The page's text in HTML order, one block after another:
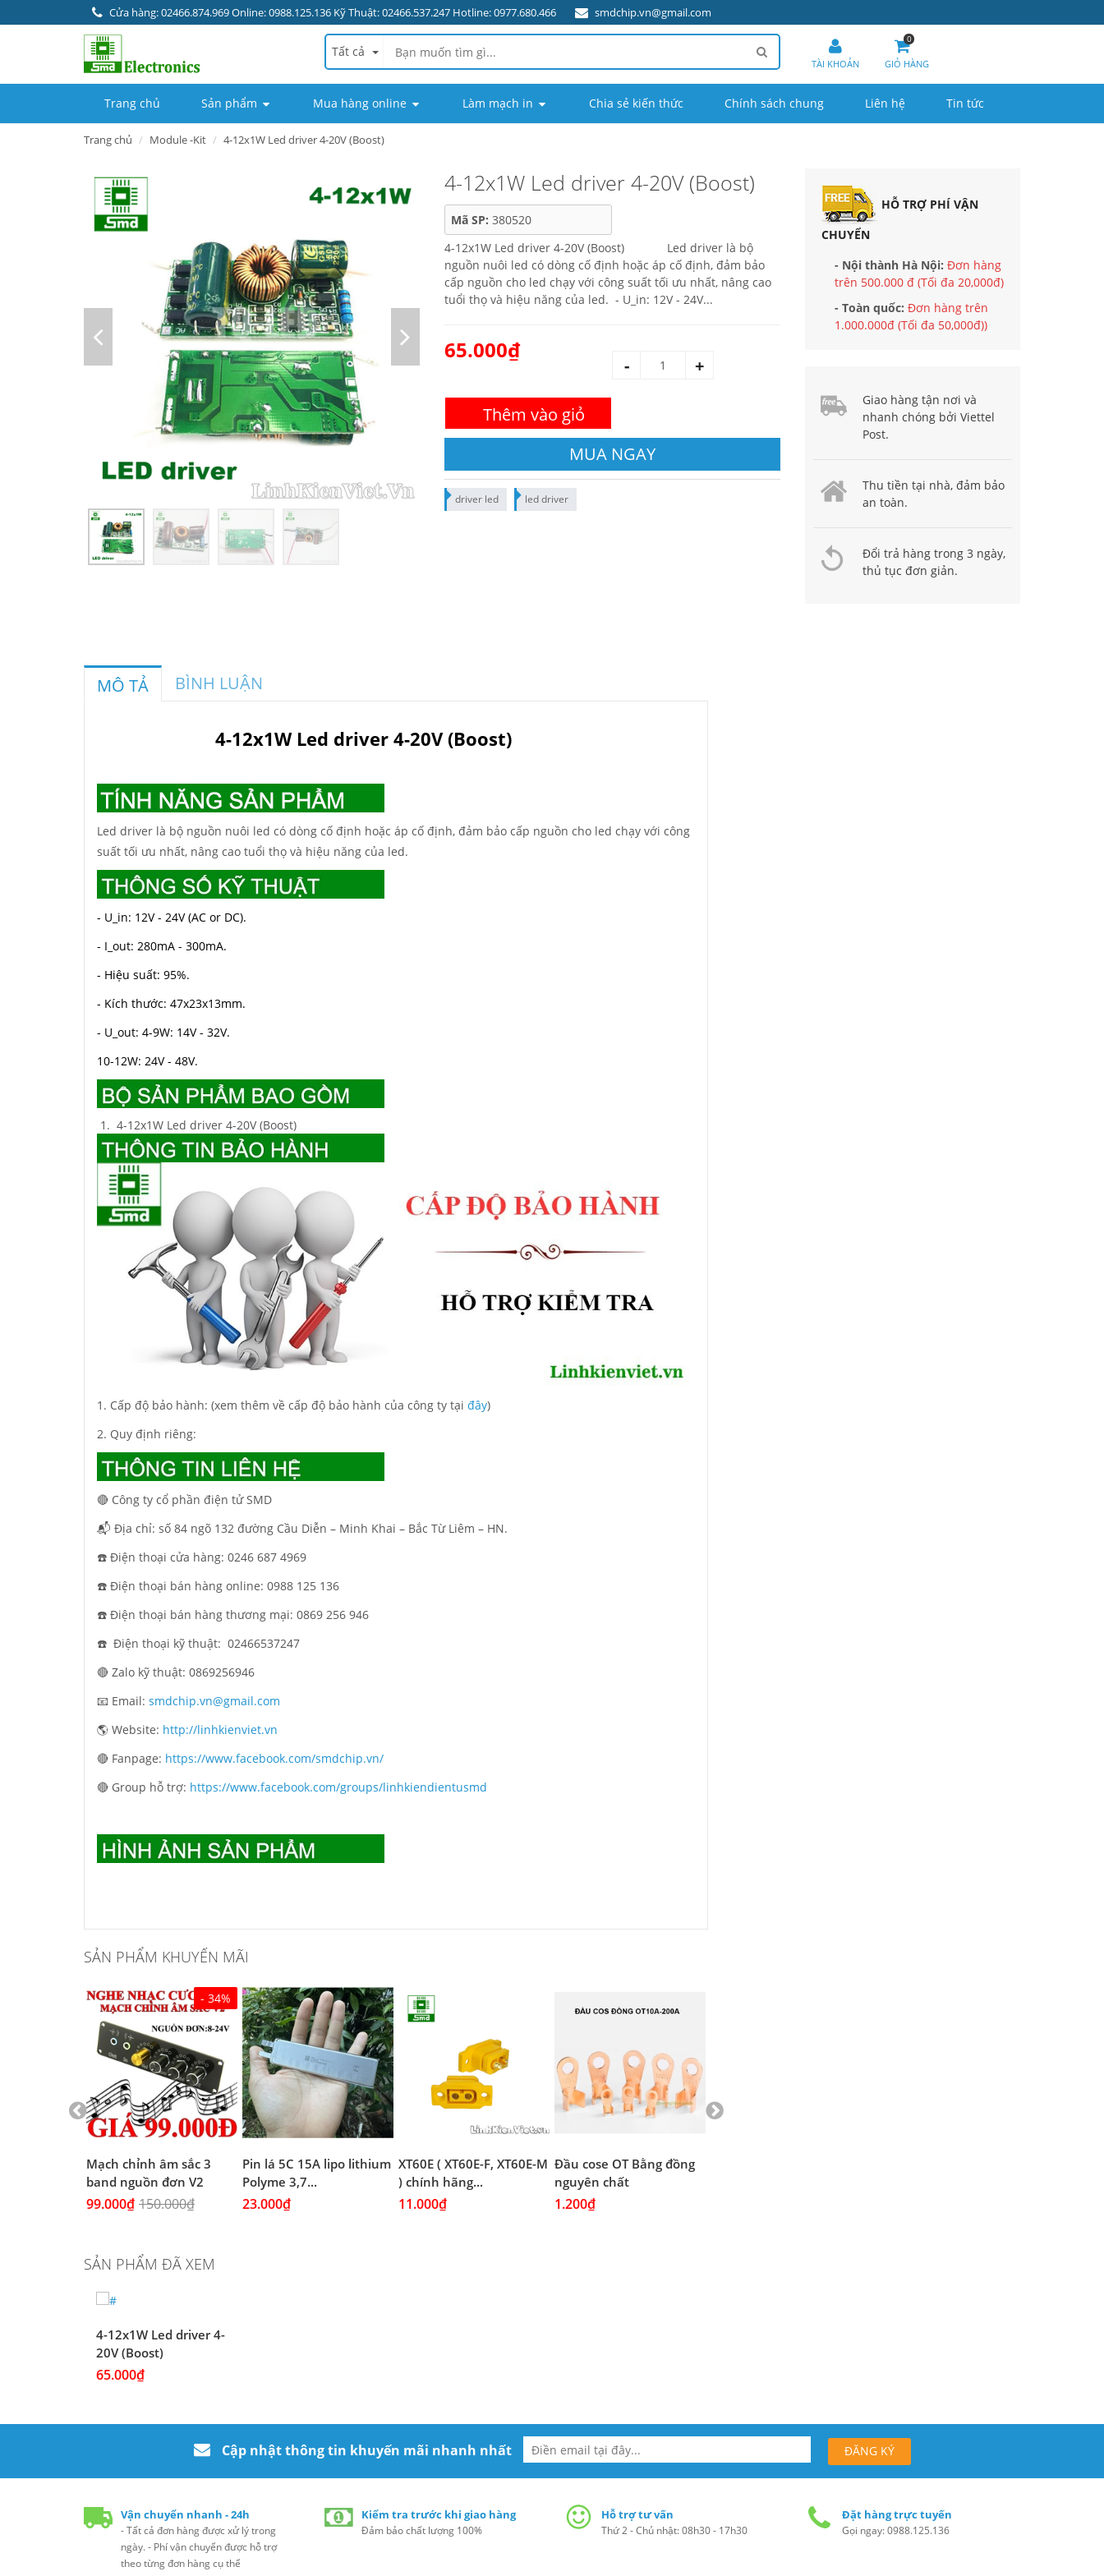
Cửa hàng: 02466.874.969 Online: 0988.125.136 Kỹ Thuật: 02466.537.247 Hotline: 0977.680.466 smdchip.vn@gmail.com
Tất cả
TÀI KHOẢN
0
GIỎ HÀNG
Trang chủ Sản phẩm Mua hàng online Làm mạch in Chia sẻ kiến thức Chính sách chung Liên hệ Tin tức
Trang chủ Module -Kit 4-12x1W Led driver 4-20V (Boost)
4-12x1W Led driver 4-20V (Boost)
Mã SP: 380520
4-12x1W Led driver 4-20V (Boost) Led driver là bộ
nguồn nuôi led có dòng cố định hoặc áp cố định, đảm bảo
cấp nguồn cho led chạy với công suất tối ưu nhất, nâng cao
tuổi thọ và hiệu năng của led. - U_in: 12V - 24V...
65.000₫
- +
Thêm vào giỏ
MUA NGAY
driver led led driver
HỖ TRỢ PHÍ VẬN
CHUYỂN
- Nội thành Hà Nội: Đơn hàng
trên 500.000 đ (Tối đa 20,000đ)
- Toàn quốc: Đơn hàng trên
1.000.000đ (Tối đa 50,000đ))
Giao hàng tận nơi và
nhanh chóng bởi Viettel
Post.
Thu tiền tại nhà, đảm bảo
an toàn.
Đổi trả hàng trong 3 ngày,
thủ tục đơn giản.
MÔ TẢ BÌNH LUẬN
4-12x1W Led driver 4-20V (Boost)
Led driver là bộ nguồn nuôi led có dòng cố định hoặc áp cố định, đảm bảo cấp nguồn cho led chạy với công
suất tối ưu nhất, nâng cao tuổi thọ và hiệu năng của led.
- U_in: 12V - 24V (AC or DC).
- I_out: 280mA - 300mA.
- Hiệu suất: 95%.
- Kích thước: 47x23x13mm.
- U_out: 4-9W: 14V - 32V.
10-12W: 24V - 48V.
4-12x1W Led driver 4-20V (Boost)
1. Cấp độ bảo hành: (xem thêm về cấp độ bảo hành của công ty tại đây)
2. Quy định riêng:
🔴 Công ty cổ phần điện tử SMD
📬 Địa chỉ: số 84 ngõ 132 đường Cầu Diễn – Minh Khai – Bắc Từ Liêm – HN.
☎️ Điện thoại cửa hàng: 0246 687 4969
☎️ Điện thoại bán hàng online: 0988 125 136
☎️ Điện thoại bán hàng thương mại: 0869 256 946
☎️ Điện thoại kỹ thuật: 02466537247
🔴 Zalo kỹ thuật: 0869256946
📧 Email: smdchip.vn@gmail.com
🌎 Website: http://linhkienviet.vn
🔴 Fanpage: https://www.facebook.com/smdchip.vn/
🔴 Group hỗ trợ: https://www.facebook.com/groups/linhkiendientusmd
SẢN PHẨM KHUYẾN MÃI
- 34%
Mạch chỉnh âm sắc 3
band nguồn đơn V2
99.000₫ 150.000₫
Pin lá 5C 15A lipo lithium
Polyme 3,7...
23.000₫
XT60E ( XT60E-F, XT60E-M
) chính hãng...
11.000₫
Đầu cose OT Bằng đồng
nguyên chất
1.200₫
SẢN PHẨM ĐÃ XEM
4-12x1W Led driver 4-
20V (Boost)
65.000₫
Cập nhật thông tin khuyến mãi nhanh nhất
Vận chuyển nhanh - 24h
- Tất cả đơn hàng được xử lý trong
ngày. - Phí vận chuyển được hỗ trợ
theo từng đơn hàng cụ thể
Kiểm tra trước khi giao hàng
Đảm bảo chất lượng 100%
Hỗ trợ tư vấn
Thứ 2 - Chủ nhật: 08h30 - 17h30
Đặt hàng trực tuyến
Gọi ngay: 0988.125.136